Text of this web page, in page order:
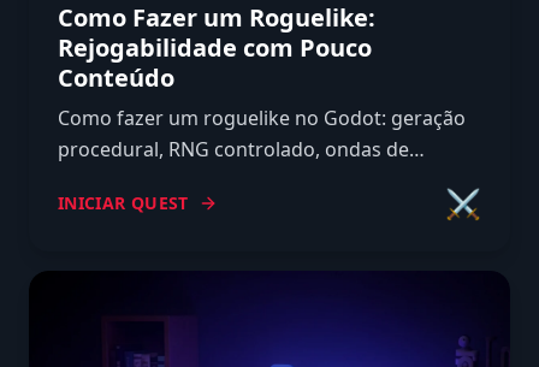
Como Fazer um Roguelike:
Rejogabilidade com Pouco
Conteúdo
Como fazer um roguelike no Godot: geração
procedural, RNG controlado, ondas de
pra render rejogabilidade.
INICIAR QUEST ⚔️